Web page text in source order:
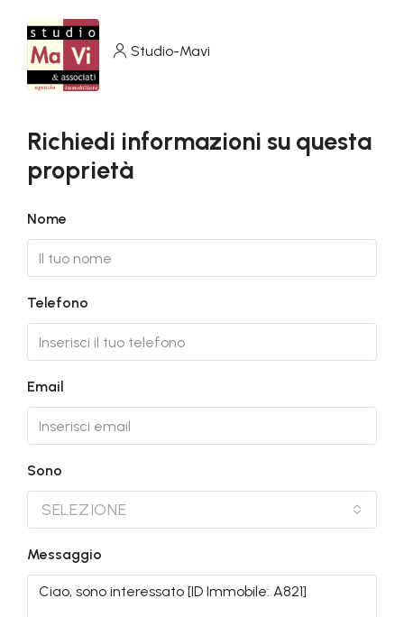
Studio-Mavi
Richiedi informazioni su questa
proprietà
Nome
Telefono
Email
Sono
SELEZIONE
Messaggio